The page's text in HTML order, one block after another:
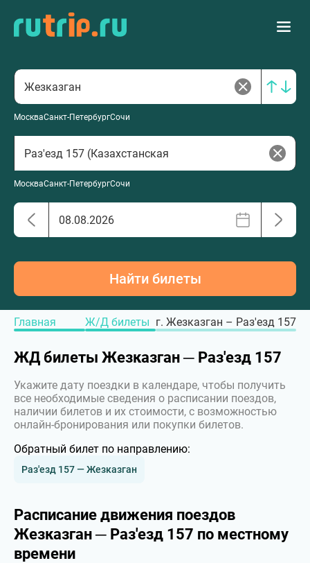
МоскваСанкт-ПетербургСочи
МоскваСанкт-ПетербургСочи
Найти билеты
Главная Ж/Д билеты г. Жезказган – Раз'езд 157
ЖД билеты Жезказган ─ Раз'езд 157
Укажите дату поездки в календаре, чтобы получить
все необходимые сведения о расписании поездов,
наличии билетов и их стоимости, с возможностью
онлайн-бронирования или покупки билетов.
Обратный билет по направлению:
Раз'езд 157 — Жезказган
Расписание движения поездов
Жезказган ─ Раз'езд 157 по местному
времени